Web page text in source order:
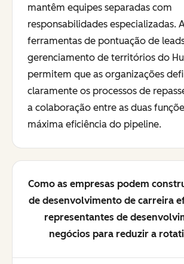
mantêm equipes separadas com
responsabilidades especializadas.
ferramentas de pontuação de
gerenciamento de territórios do
permitem que as organizações
claramente os processos de
a colaboração entre as duas
máxima eficiência do pipeline.
Como as empresas podem
de desenvolvimento de carreira
representantes de
negócios para reduzir a